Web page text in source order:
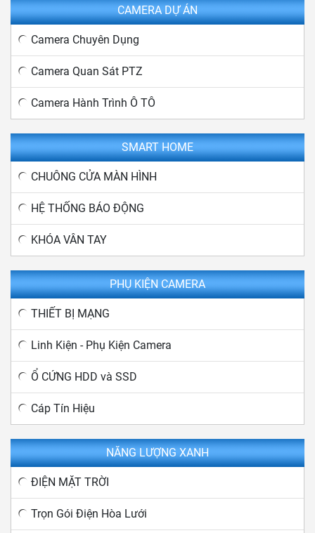
CAMERA DỰ ÁN
Camera Chuyên Dụng
Camera Quan Sát PTZ
Camera Hành Trình Ô TÔ
SMART HOME
CHUÔNG CỬA MÀN HÌNH
HỆ THỐNG BÁO ĐỘNG
KHÓA VÂN TAY
PHỤ KIỆN CAMERA
THIẾT BỊ MẠNG
Linh Kiện - Phụ Kiện Camera
Ổ CỨNG HDD và SSD
Cáp Tín Hiệu
NĂNG LƯỢNG XANH
ĐIỆN MẶT TRỜI
Trọn Gói Điện Hòa Lưới